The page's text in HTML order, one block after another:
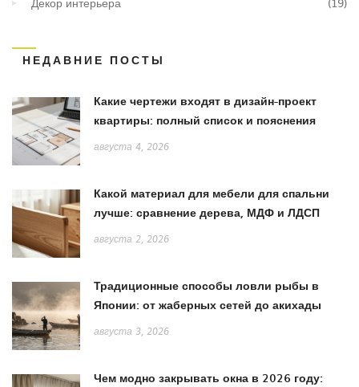
НЕДАВНИЕ ПОСТЫ
Какие чертежи входят в дизайн-проект
квартиры: полный список и пояснения
августа 4, 2026
Какой материал для мебели для спальни
лучше: сравнение дерева, МДФ и ЛДСП
августа 2, 2026
Традиционные способы ловли рыбы в
Японии: от жаберных сетей до акихады
августа 3, 2026
Чем модно закрывать окна в 2026 году: